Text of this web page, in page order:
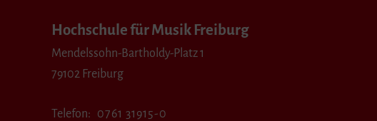
Hochschule für Musik Freiburg
Mendelssohn-Bartholdy-Platz 1
79102 Freiburg
Telefon
0761 31915-0